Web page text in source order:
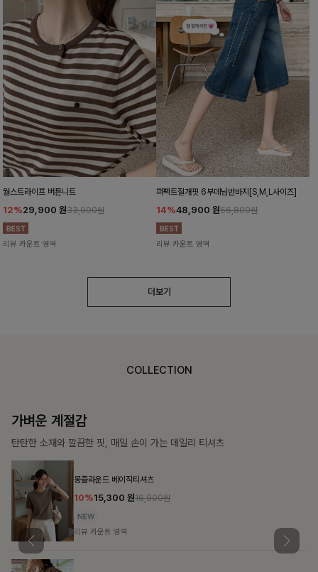
월스트라이프 버튼니트
12%29,900 원33,900원
리뷰 카운트 영역
퍼펙트절개핏 6부데님반바지[S,M,L사이즈]
14%48,900 원56,800원
리뷰 카운트 영역
더보기
COLLECTION
가장 쉬운 코디
특별한 날부터 일상까지 함께하는 룩
57,600